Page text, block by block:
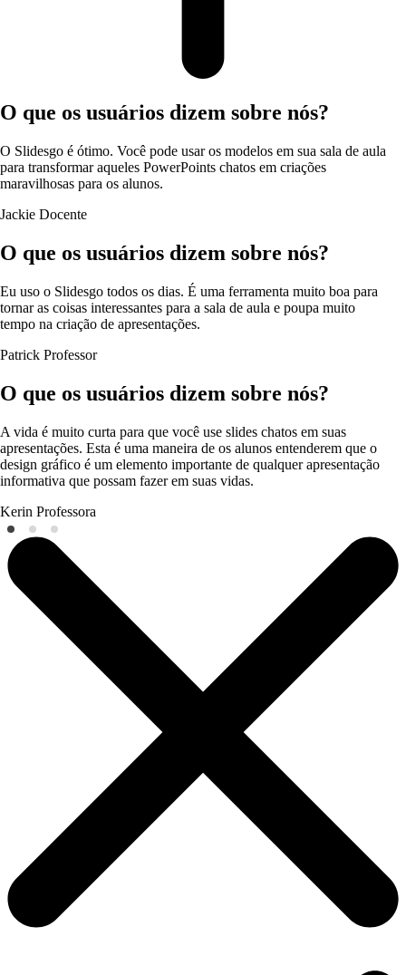
O que os usuários dizem sobre nós?
O Slidesgo é ótimo. Você pode usar os modelos em sua sala de aula
para transformar aqueles PowerPoints chatos em criações
maravilhosas para os alunos.
Jackie Docente
O que os usuários dizem sobre nós?
Eu uso o Slidesgo todos os dias. É uma ferramenta muito boa para
tornar as coisas interessantes para a sala de aula e poupa muito
tempo na criação de apresentações.
Patrick Professor
O que os usuários dizem sobre nós?
A vida é muito curta para que você use slides chatos em suas
apresentações. Esta é uma maneira de os alunos entenderem que o
design gráfico é um elemento importante de qualquer apresentação
informativa que possam fazer em suas vidas.
Kerin Professora